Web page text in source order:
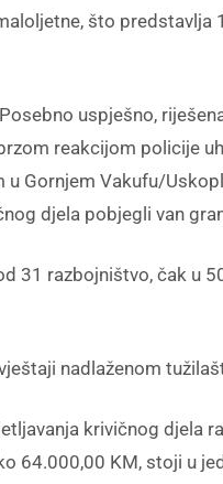
što predstavlja
uspješno,
reakcijom policije
Gornjem Vakufu/
djela pobjegli van
31 razbojništvo, čak u
nadlaženom
krivičnog djela
64.000,00 KM, stoji u